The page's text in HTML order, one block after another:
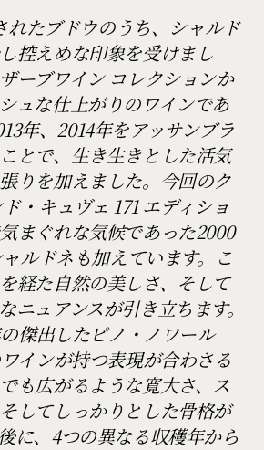
たブドウのうち、シャルド
控えめな印象を受けまし
ーブワイン コレクションか
ュな仕上がりのワインであ
年、2014年をアッサンブラ
とで、生き生きとした活気
りを加えました。今回のク
・キュヴェ 171 エディショ
まぐれな気候であった2000
ルドネも加えています。こ
経た自然の美しさ、そして
ニュアンスが引き立ちます。
傑出したピノ・ノワール
インが持つ表現が合わさる
も広がるような寛大さ、ス
してしっかりとした骨格が
に、4つの異なる収穫年から